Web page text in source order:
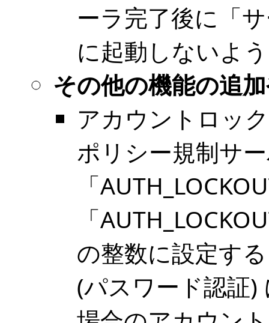
ーラ完了後に「
に起動しないよ
その他の機能の追
アカウントロッ
ポリシー規制サ
「
「
の整数に設定す
(パスワード認証